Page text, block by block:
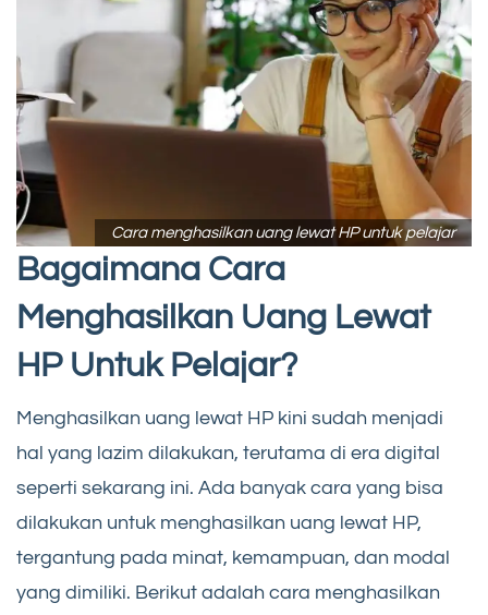
Cara menghasilkan uang lewat HP untuk pelajar
Bagaimana Cara
Menghasilkan Uang Lewat
HP Untuk Pelajar?
Menghasilkan uang lewat HP kini sudah menjadi
hal yang lazim dilakukan, terutama di era digital
seperti sekarang ini. Ada banyak cara yang bisa
dilakukan untuk menghasilkan uang lewat HP,
tergantung pada minat, kemampuan, dan modal
yang dimiliki. Berikut adalah cara menghasilkan